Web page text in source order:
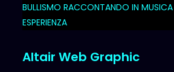
BULLISMO RACCONTANDO IN
ESPERIENZA
Altair Web Graphic